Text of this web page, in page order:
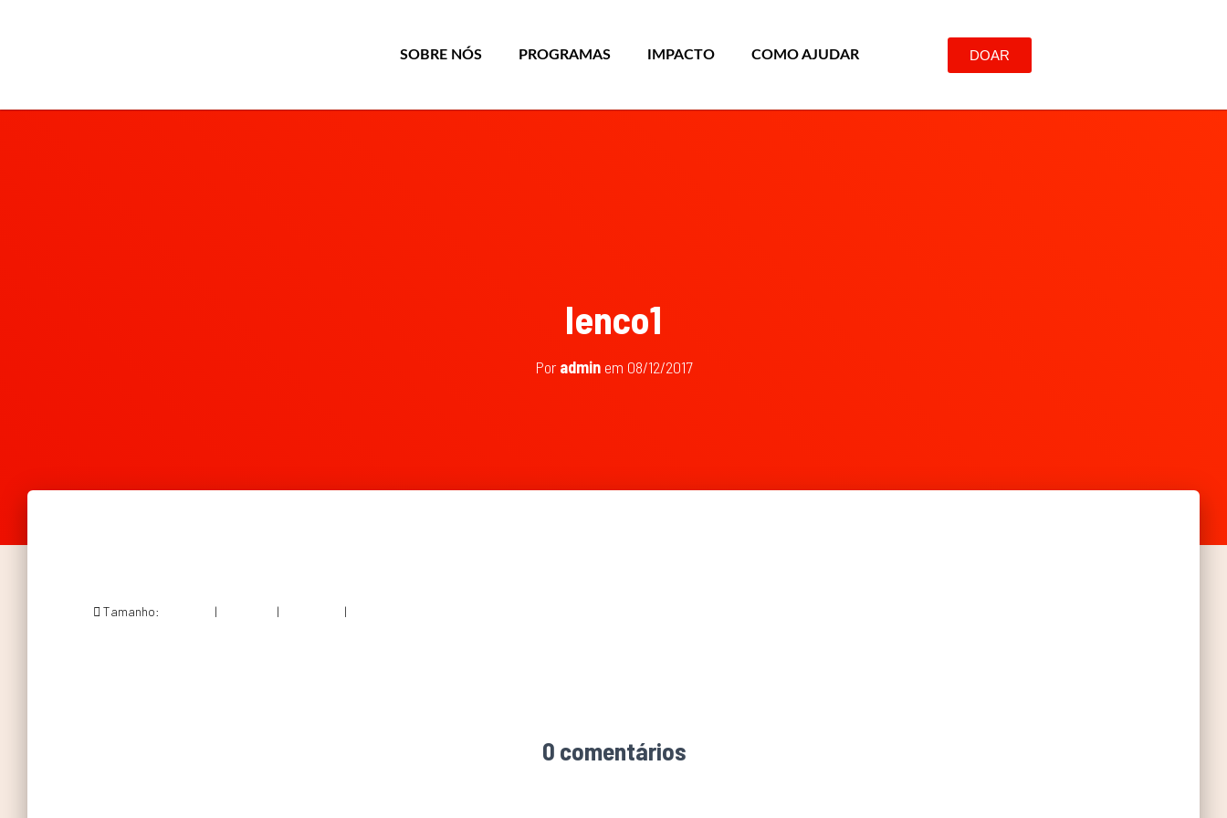
SOBRE NÓS PROGRAMAS IMPACTO COMO AJUDAR DOAR
lenco1
Por admin em 08/12/2017
Tamanho: | | |
0 comentários